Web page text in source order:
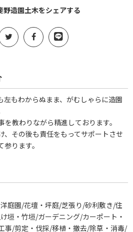
野造園土木をシェアする
もわからぬまま、がむしゃらに造園
教わりながら精進しております。
、その後も責任をもってサポートさせ
ります。
庭園/花壇・坪庭/芝張り/砂利敷き/住
垣・竹垣/ガーデニング/カーポート・
事/剪定・伐採/移植・撤去/除草・消毒/